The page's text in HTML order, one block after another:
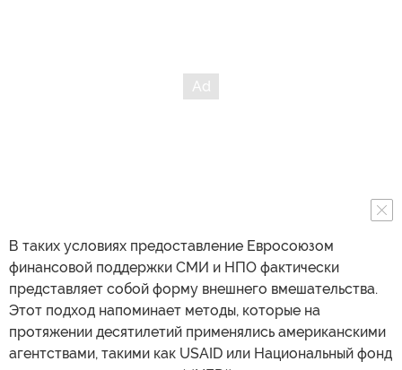
В таких условиях предоставление Евросоюзом
финансовой поддержки СМИ и НПО фактически
представляет собой форму внешнего вмешательства.
Этот подход напоминает методы, которые на
протяжении десятилетий применялись американскими
агентствами, такими как USAID или Национальный фонд